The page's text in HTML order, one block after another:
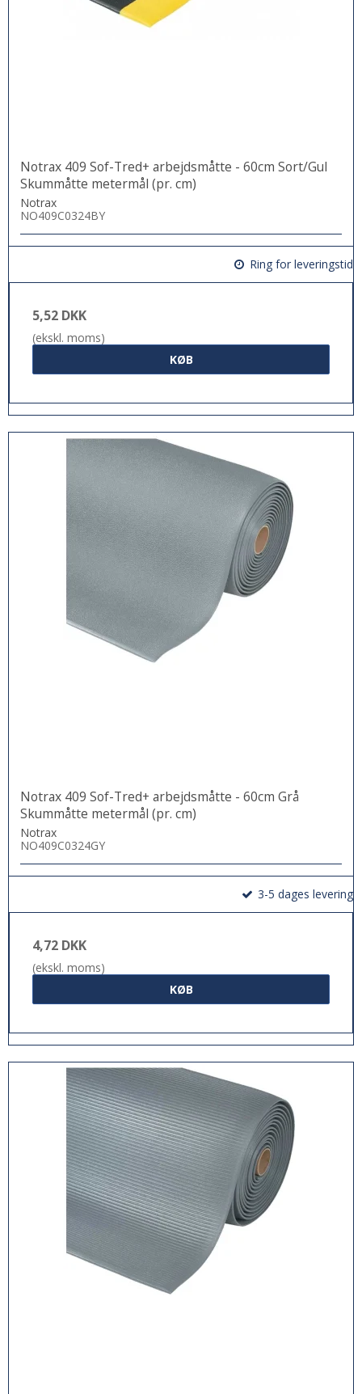
Notrax 409 Sof-Tred+ arbejdsmåtte - 60cm Sort/Gul
Skummåtte metermål (pr. cm)
Notrax
NO409C0324BY
Ring for leveringstid
5,52 DKK
(ekskl. moms)
KØB
Notrax 409 Sof-Tred+ arbejdsmåtte - 60cm Grå
Skummåtte metermål (pr. cm)
Notrax
NO409C0324GY
3-5 dages levering
4,72 DKK
(ekskl. moms)
KØB